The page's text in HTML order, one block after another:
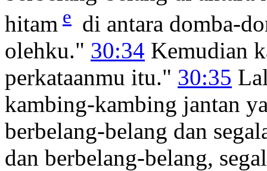
hitam e di antara domba-
olehku." 30:34 Kemudian
perkataanmu itu." 30:35
kambing-kambing jantan
berbelang-belang dan
dan berbelang-belang,